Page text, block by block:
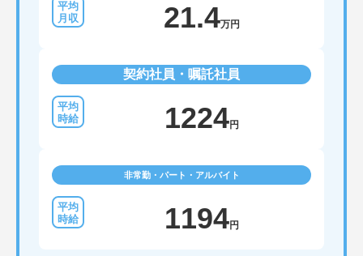
21.4万円
契約社員・嘱託社員
1224円
非常勤・パート・アルバイト
1194円